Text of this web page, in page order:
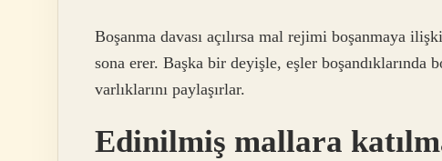
Boşanma davası açılırsa mal rejimi boşanmaya
sona erer. Başka bir deyişle, eşler boşandıklarında
varlıklarını paylaşırlar.
Edinilmiş mallara